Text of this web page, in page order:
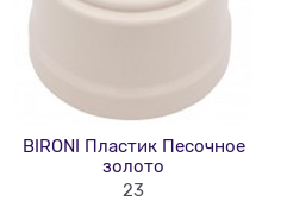
BIRONI Пластик Песочное
золото
23